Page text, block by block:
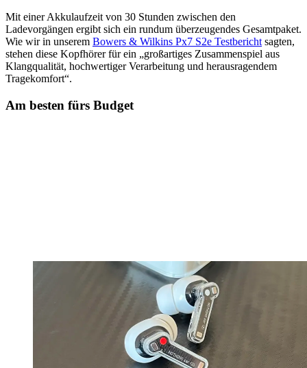
Mit einer Akkulaufzeit von 30 Stunden zwischen den
Ladevorgängen ergibt sich ein rundum überzeugendes Gesamtpaket.
Wie wir in unserem Bowers & Wilkins Px7 S2e Testbericht sagten,
stehen diese Kopfhörer für ein „großartiges Zusammenspiel aus
Klangqualität, hochwertiger Verarbeitung und herausragendem
Tragekomfort“.
Am besten fürs Budget